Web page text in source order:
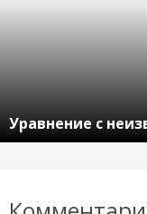
Уравнение с